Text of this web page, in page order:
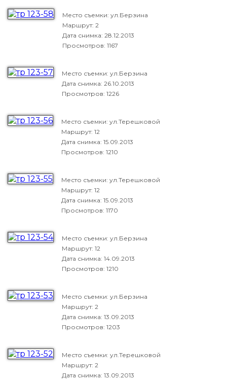
Место съемки: ул.Берзина
Маршрут: 2
Дата снимка: 28.12.2013
Просмотров: 1167
Место съемки: ул.Берзина
Дата снимка: 26.10.2013
Просмотров: 1226
Место съемки: ул.Терешковой
Маршрут: 12
Дата снимка: 15.09.2013
Просмотров: 1210
Место съемки: ул.Терешковой
Маршрут: 12
Дата снимка: 15.09.2013
Просмотров: 1170
Место съемки: ул.Берзина
Маршрут: 12
Дата снимка: 14.09.2013
Просмотров: 1210
Место съемки: ул.Берзина
Маршрут: 2
Дата снимка: 13.09.2013
Просмотров: 1203
Место съемки: ул.Терешковой
Маршрут: 2
Дата снимка: 13.09.2013